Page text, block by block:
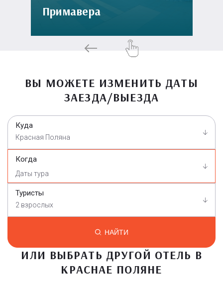
Примавера
ВЫ МОЖЕТЕ ИЗМЕНИТЬ ДАТЫ
ЗАЕЗДА/ВЫЕЗДА
Куда
Красная Поляна
Когда
Туристы
2 взрослых
НАЙТИ
ИЛИ ВЫБРАТЬ ДРУГОЙ ОТЕЛЬ В
КРАСНАЕ ПОЛЯНЕ